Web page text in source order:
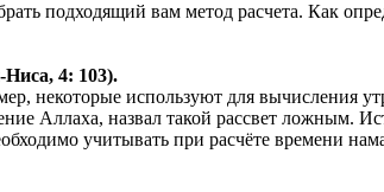
подходящий вам метод расчета. Как
Ниса, 4: 103).
некоторые используют для вычисления
Аллаха, назвал такой рассвет ложным.
учитывать при расчёте времени